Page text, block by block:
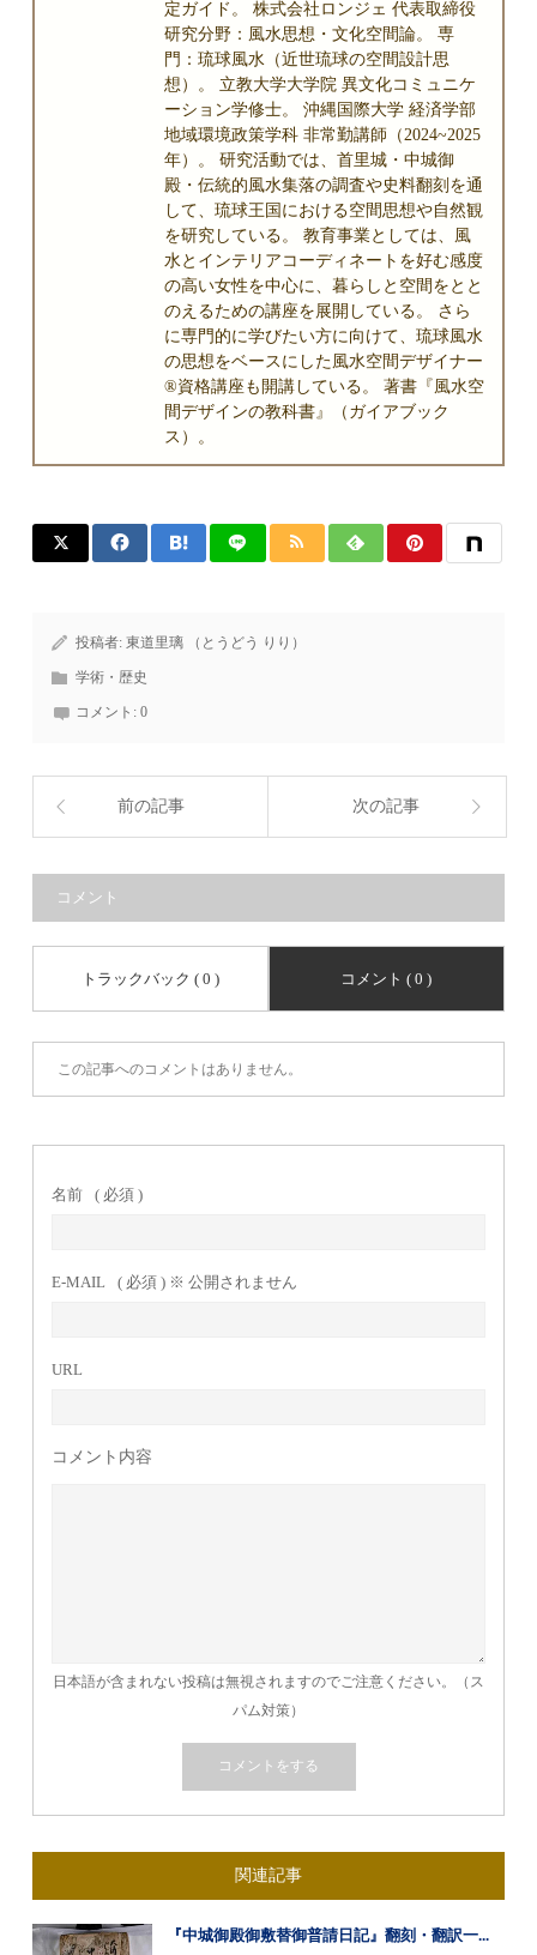
定ガイド。 株式会社ロンジェ 代表取締役
研究分野：風水思想・文化空間論。 専
門：琉球風水（近世琉球の空間設計思
想）。 立教大学大学院 異文化コミュニケ
ーション学修士。 沖縄国際大学 経済学部
地域環境政策学科 非常勤講師（2024~2025
年）。 研究活動では、首里城・中城御
殿・伝統的風水集落の調査や史料翻刻を通
して、琉球王国における空間思想や自然観
を研究している。 教育事業としては、風
水とインテリアコーディネートを好む感度
の高い女性を中心に、暮らしと空間をとと
のえるための講座を展開している。 さら
に専門的に学びたい方に向けて、琉球風水
の思想をベースにした風水空間デザイナー
®資格講座も開講している。 著書『風水空
間デザインの教科書』（ガイアブック
ス）。
投稿者:東道里璃 （とうどう りり）
学術・歴史
コメント:0
前の記事 次の記事
コメント
トラックバック ( 0 ) コメント ( 0 )
この記事へのコメントはありません。
名前 ( 必須 )
E-MAIL ( 必須 ) ※ 公開されません
URL
コメント内容
日本語が含まれない投稿は無視されますのでご注意ください。（ス
パム対策）
関連記事
『中城御殿御敷替御普請日記』翻刻・翻訳一...